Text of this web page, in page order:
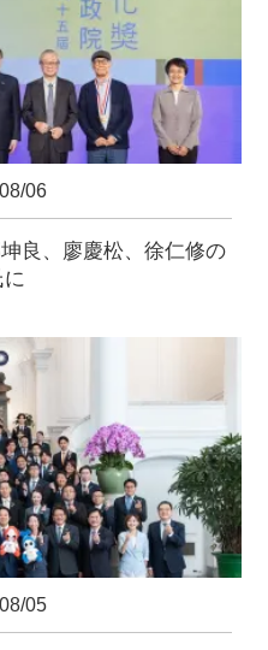
06
良、廖慶松、徐仁修の
05